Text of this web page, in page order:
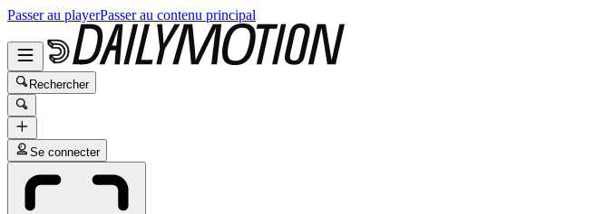
Passer au playerPasser au contenu principal
Rechercher
Se connecter